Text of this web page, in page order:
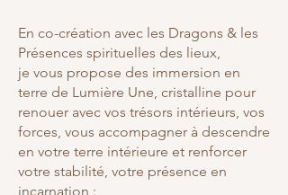
En co-création avec les Dragons & les
Présences spirituelles des lieux,
je vous propose des immersion en
terre de Lumière Une, cristalline pour
renouer avec vos trésors intérieurs, vos
forces, vous accompagner à descendre
en votre terre intérieure et renforcer
votre stabilité, votre présence en
incarnation :